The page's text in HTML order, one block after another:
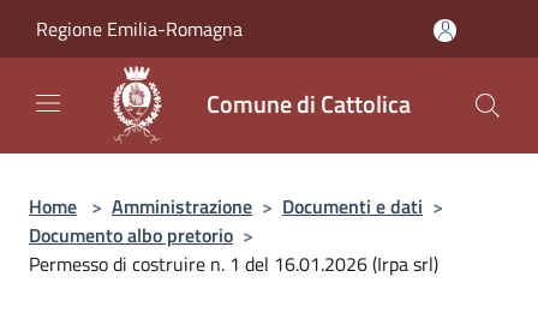
Regione Emilia-Romagna
Comune di Cattolica
Home > Amministrazione > Documenti e dati >
Documento albo pretorio >
Permesso di costruire n. 1 del 16.01.2026 (Irpa srl)